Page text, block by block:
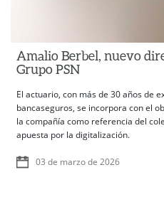
Amalio Berbel, nuevo
Grupo PSN
El actuario, con más de 30 años de
bancaseguros, se incorpora con el
la compañía como referencia del
apuesta por la digitalización.
03 de marzo de 2026